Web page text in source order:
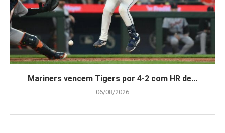
Mariners vencem Tigers por 4-2 com HR de...
06/08/2026